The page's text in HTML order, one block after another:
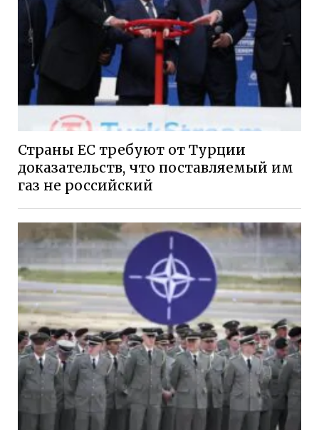
Страны ЕС требуют от Турции
доказательств, что поставляемый им
газ не российский